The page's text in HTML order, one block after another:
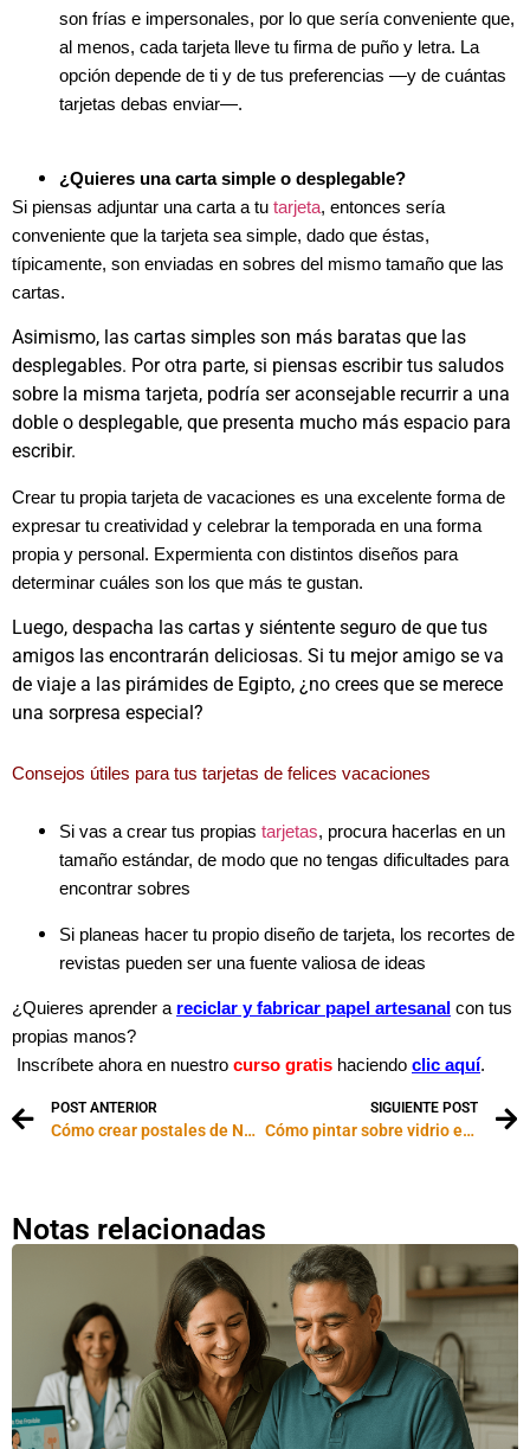
son frías e impersonales, por lo que sería conveniente que,
al menos, cada tarjeta lleve tu firma de puño y letra. La
opción depende de ti y de tus preferencias —y de cuántas
tarjetas debas enviar—.
¿Quieres una carta simple o desplegable?
Si piensas adjuntar una carta a tu tarjeta, entonces sería
conveniente que la tarjeta sea simple, dado que éstas,
típicamente, son enviadas en sobres del mismo tamaño que las
cartas.
Asimismo, las cartas simples son más baratas que las
desplegables. Por otra parte, si piensas escribir tus saludos
sobre la misma tarjeta, podría ser aconsejable recurrir a una
doble o desplegable, que presenta mucho más espacio para
escribir.
Crear tu propia tarjeta de vacaciones es una excelente forma de
expresar tu creatividad y celebrar la temporada en una forma
propia y personal. Expermienta con distintos diseños para
determinar cuáles son los que más te gustan.
Luego, despacha las cartas y siéntente seguro de que tus
amigos las encontrarán deliciosas. Si tu mejor amigo se va
de viaje a las pirámides de Egipto, ¿no crees que se merece
una sorpresa especial?
Consejos útiles para tus tarjetas de felices vacaciones
Si vas a crear tus propias tarjetas, procura hacerlas en un
tamaño estándar, de modo que no tengas dificultades para
encontrar sobres
Si planeas hacer tu propio diseño de tarjeta, los recortes de
revistas pueden ser una fuente valiosa de ideas
¿Quieres aprender a reciclar y fabricar papel artesanal con tus
propias manos?
Inscríbete ahora en nuestro curso gratis haciendo clic aquí.
POST ANTERIOR
Cómo crear postales de Navidad originales
SIGUIENTE POST
Cómo pintar sobre vidrio en forma invertida
Notas relacionadas